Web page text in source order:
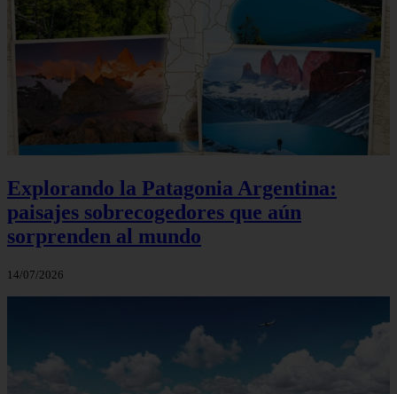
Explorando la Patagonia Argentina:
paisajes sobrecogedores que aún
sorprenden al mundo
14/07/2026